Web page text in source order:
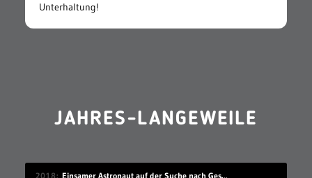
Unterhaltung!
JAHRES-LANGEWEILE
2018 Einsamer Astronaut auf der Suche nach Gesellschaft